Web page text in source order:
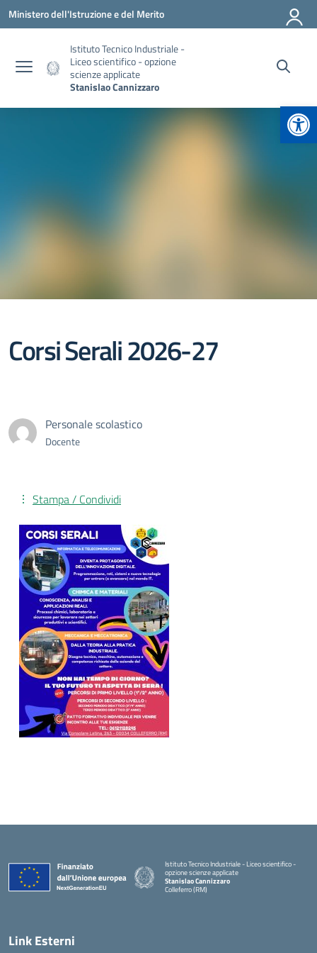
Vai ai contenuti
Vai al menu di navigazione
Vai al footer
Ministero dell'Istruzione e del Merito
Istituto Tecnico Industriale -
Liceo scientifico - opzione
scienze applicate
Stanislao Cannizzaro
Corsi Serali 2026-27
Personale scolastico
Docente
Stampa / Condividi
Istituto Tecnico Industriale - Liceo scientifico -
opzione scienze applicate
Stanislao Cannizzaro
Colleferro (RM)
Link Esterni